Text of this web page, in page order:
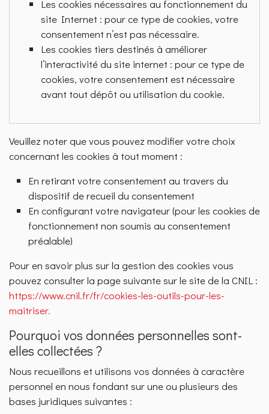
Les cookies nécessaires au fonctionnement du
site Internet : pour ce type de cookies, votre
consentement n’est pas nécessaire.
Les cookies tiers destinés à améliorer
l’interactivité du site internet : pour ce type de
cookies, votre consentement est nécessaire
avant tout dépôt ou utilisation du cookie.
Veuillez noter que vous pouvez modifier votre choix
concernant les cookies à tout moment :
En retirant votre consentement au travers du
dispositif de recueil du consentement
En configurant votre navigateur (pour les cookies de
fonctionnement non soumis au consentement
préalable)
Pour en savoir plus sur la gestion des cookies vous
pouvez consulter la page suivante sur le site de la CNIL :
https://www.cnil.fr/fr/cookies-les-outils-pour-les-
maitriser.
Pourquoi vos données personnelles sont-
elles collectées ?
Nous recueillons et utilisons vos données à caractère
personnel en nous fondant sur une ou plusieurs des
bases juridiques suivantes :